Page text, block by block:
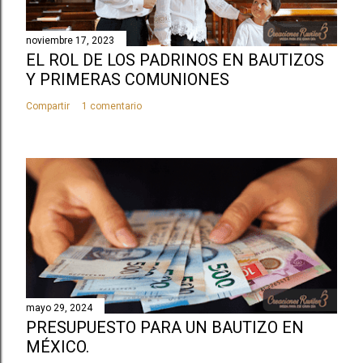
u
n
c
o
e
a
o
noviembre 17, 2023
EL ROL DE LOS PADRINOS EN BAUTIZOS
Y PRIMERAS COMUNIONES
Compartir 1 comentario
mayo 29, 2024
PRESUPUESTO PARA UN BAUTIZO EN
MÉXICO.